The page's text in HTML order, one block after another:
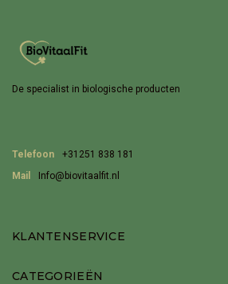
De specialist in biologische producten
Telefoon
+31251 838 181
Mail
Info@biovitaalfit.nl
KLANTENSERVICE
CATEGORIEËN